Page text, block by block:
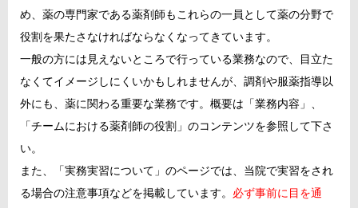
め、薬の専門家である薬剤師もこれらの一員として薬の分野で
役割を果たさなければならなくなってきています。
一般の方には見えないところで行っている業務なので、目立た
なくてイメージしにくいかもしれませんが、調剤や服薬指導以
外にも、薬に関わる重要な業務です。概要は「業務内容」、
「チームにおける薬剤師の役割」のコンテンツを参照して下さ
い。
また、「実務実習について」のページでは、当院で実習をされ
る場合の注意事項などを掲載しています。 必ず事前に目を通